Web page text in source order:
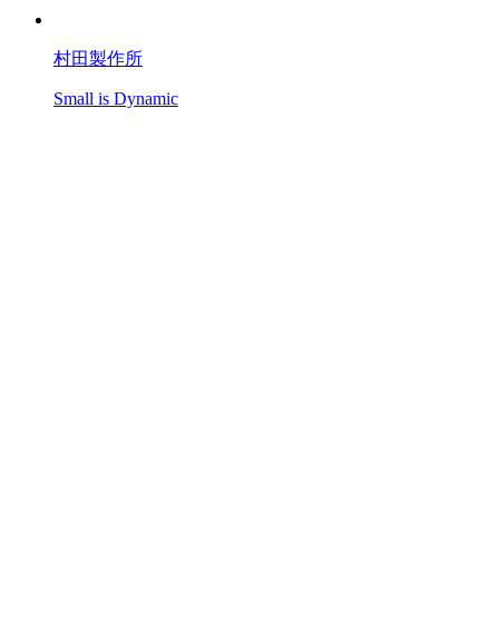
村田製作所
Small is Dynamic